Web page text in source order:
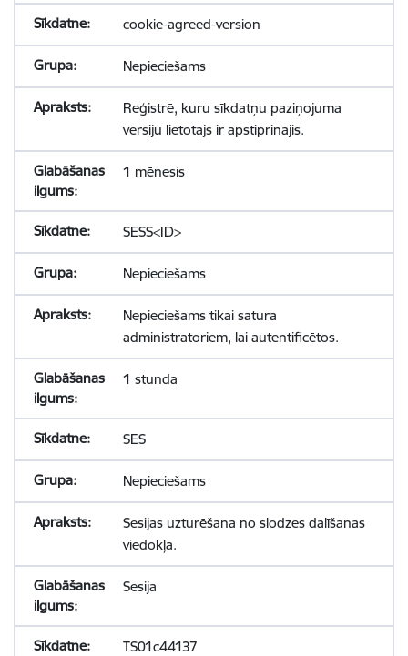
cookie-agreed-version
Nepieciešams
Reģistrē, kuru sīkdatņu paziņojuma
versiju lietotājs ir apstiprinājis.
1 mēnesis
SESS<ID>
Nepieciešams
Nepieciešams tikai satura
administratoriem, lai autentificētos.
1 stunda
SES
Nepieciešams
Sesijas uzturēšana no slodzes dalīšanas
viedokļa.
Sesija
TS01c44137